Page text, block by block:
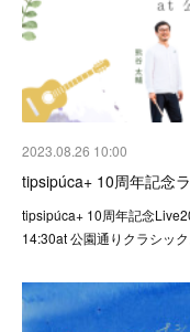
2023.08.26 10:00
tipsipúca+ 10周年記念
tipsipúca+ 10周年記念
14:30at 公園通りクラシッ